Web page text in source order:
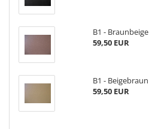
B1 - Braunbeige
59,50 EUR
B1 - Beigebraun
59,50 EUR